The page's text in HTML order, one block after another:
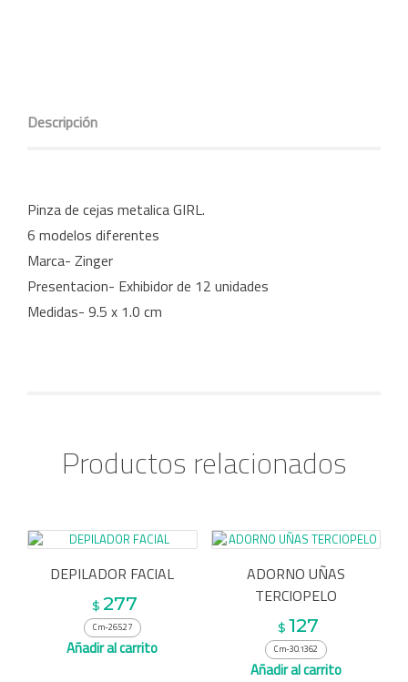
Descripción
Pinza de cejas metalica GIRL.
6 modelos diferentes
Marca- Zinger
Presentacion- Exhibidor de 12 unidades
Medidas- 9.5 x 1.0 cm
Productos relacionados
DEPILADOR FACIAL
$ 277
Cm-265.27
Añadir al carrito
ADORNO UÑAS
TERCIOPELO
$ 127
Cm-30.1362
Añadir al carrito